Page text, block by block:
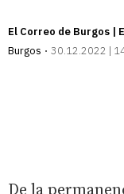
El Correo de Burgos |
Burgos
30.12.2022 |